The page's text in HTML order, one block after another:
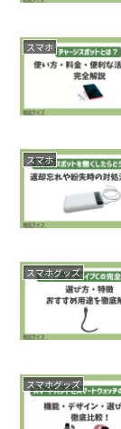
スマホ
スマホ
スマホグッズ
スマホグッズ